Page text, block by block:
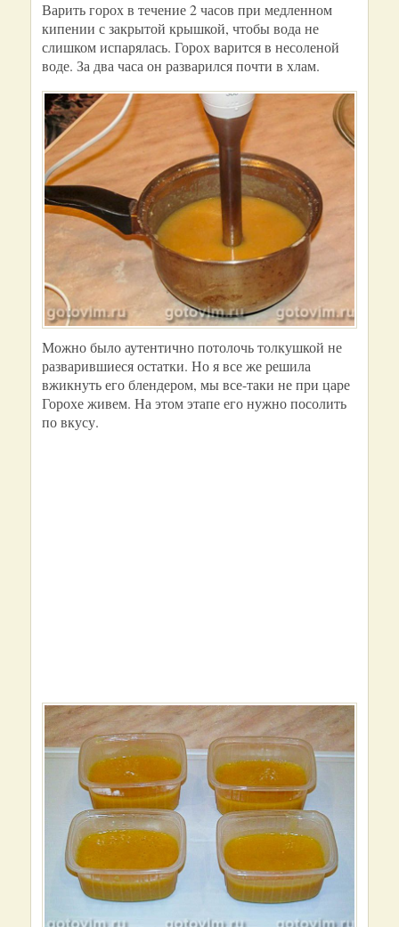
Варить горох в течение 2 часов при медленном
кипении с закрытой крышкой, чтобы вода не
слишком испарялась. Горох варится в несоленой
воде. За два часа он разварился почти в хлам.
Можно было аутентично потолочь толкушкой не
разварившиеся остатки. Но я все же решила
вжикнуть его блендером, мы все-таки не при царе
Горохе живем. На этом этапе его нужно посолить
по вкусу.